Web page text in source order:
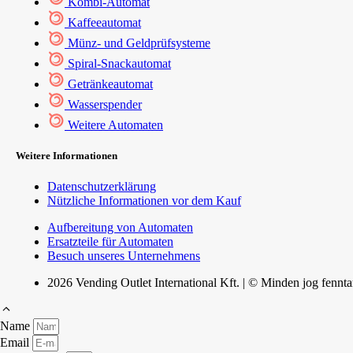
Kaffeeautomat
Münz- und Geldprüfsysteme
Spiral-Snackautomat
Getränkeautomat
Wasserspender
Weitere Automaten
Weitere Informationen
Datenschutzerklärung
Nützliche Informationen vor dem Kauf
Aufbereitung von Automaten
Ersatzteile für Automaten
Besuch unseres Unternehmens
2026 Vending Outlet International Kft. | © Minden jog
Name
Email